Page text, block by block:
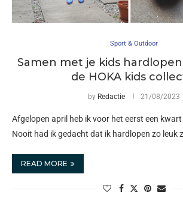
Sport & Outdoor
Samen met je kids
de HOKA kids
by Redactie 21/08/2023
Afgelopen april heb ik voor het eerst een
Nooit had ik gedacht dat ik hardlopen zo leuk
READ MORE